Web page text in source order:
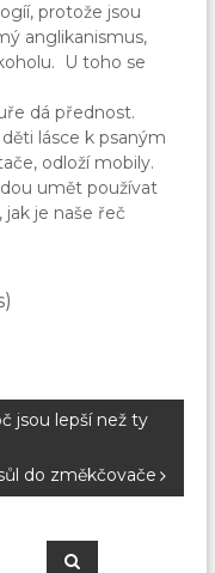
protože jsou
anglikanismus,
U toho se
dá přednost.
lásce k psaným
odloží mobily.
umět používat
jak je naše řeč
jsou lepší než ty
do změkčovače
H